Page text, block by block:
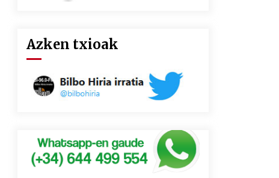
Azken txioak